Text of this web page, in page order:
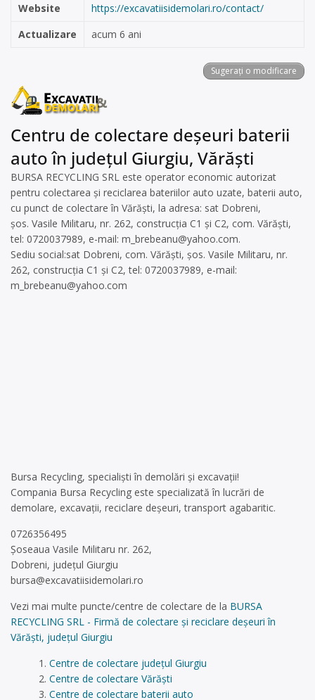
Website
https://excavatiisidemolari.ro/contact/
Actualizare
acum 6 ani
Sugerați o modificare
Centru de colectare deșeuri baterii
auto în județul Giurgiu, Vărăști
BURSA RECYCLING SRL este operator economic autorizat
pentru colectarea și reciclarea bateriilor auto uzate, baterii auto,
cu punct de colectare în Vărăști, la adresa: sat Dobreni,
șos. Vasile Militaru, nr. 262, construcția C1 și C2, com. Vărăști,
tel: 0720037989, e-mail: m_brebeanu@yahoo.com.
Sediu social:sat Dobreni, com. Vărăști, șos. Vasile Militaru, nr.
262, construcția C1 și C2, tel: 0720037989, e-mail:
m_brebeanu@yahoo.com
Bursa Recycling, specialiști în demolări și excavații!
Compania Bursa Recycling este specializată în lucrări de
demolare, excavații, reciclare deșeuri, transport agabaritic.
0726356495
Șoseaua Vasile Militaru nr. 262,
Dobreni, județul Giurgiu
bursa@excavatiisidemolari.ro
Vezi mai multe puncte/centre de colectare de la BURSA
RECYCLING SRL - Firmă de colectare și reciclare deșeuri în
Vărăști, județul Giurgiu
Centre de colectare județul Giurgiu
Centre de colectare Vărăști
Centre de colectare baterii auto